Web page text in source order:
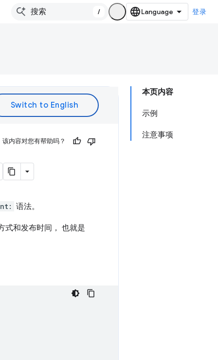
/ 登录
本页内容
示例
注意事项
该内容对您有帮助吗？
语法。
式和发布时间， 也就是